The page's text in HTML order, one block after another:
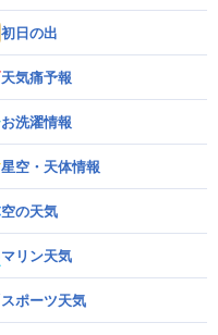
初日の出
天気痛予報
お洗濯情報
星空・天体情報
空の天気
マリン天気
スポーツ天気